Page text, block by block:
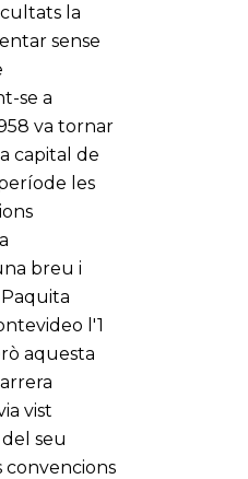
la
sense
se a
va tornar
capital de
les
breu i
l'1
aquesta
vist
seu
convencions